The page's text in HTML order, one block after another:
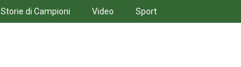
Storie di Campioni Video Sport